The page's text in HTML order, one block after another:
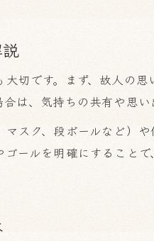
遺品整理の失敗しな
遺品整理のエッセン
トラブル回避のため
切です。まず、故人の
は、気持ちの共有や思
スク、段ボールなど）
ールを明確にすること